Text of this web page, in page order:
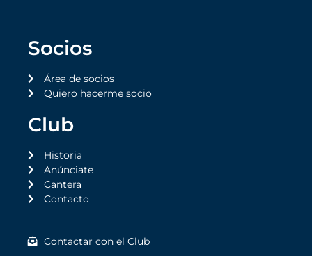
Socios
Área de socios
Quiero hacerme socio
Club
Historia
Anúnciate
Cantera
Contacto
Contactar con el Club